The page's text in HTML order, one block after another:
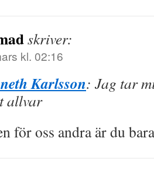
skriver:
kl. 02:16
Karlsson: Jag tar
allvar
för oss andra är du